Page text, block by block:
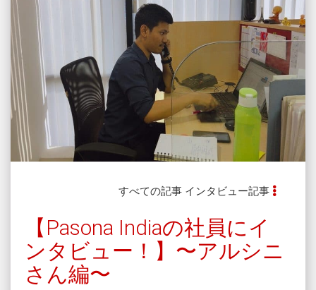
すべての記事 インタビュー記事
【Pasona Indiaの社員にイ
ンタビュー！】〜アルシニ
さん編〜